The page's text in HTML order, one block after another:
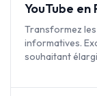
YouTube en
Transformez
informatives.
souhaitant